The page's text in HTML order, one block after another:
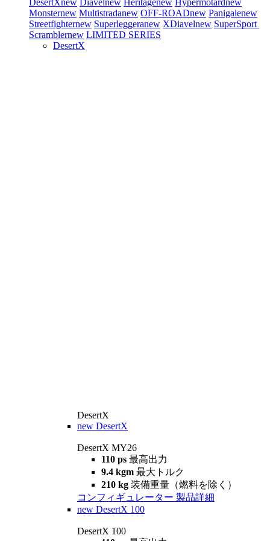
DesertXnew Diavelnew Heritagenew Hypermotardnew
Monsternew Multistradanew OFF-ROADnew Panigalenew
Streetfighternew Superleggeranew XDiavelnew SuperSport
Scramblernew LIMITED SERIES
DesertX
DesertX
new DesertX
DesertX MY26
110 ps 最高出力
9.4 kgm 最大トルク
210 kg 装備重量（燃料を除く）
コンフィギュレーター 製品詳細
new DesertX 100
DesertX 100